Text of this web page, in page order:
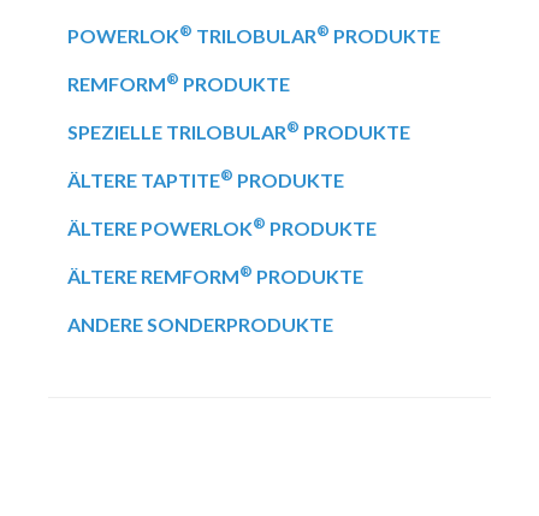
POWERLOK® TRILOBULAR® PRODUKTE
REMFORM® PRODUKTE
SPEZIELLE TRILOBULAR® PRODUKTE
ÄLTERE TAPTITE® PRODUKTE
ÄLTERE POWERLOK® PRODUKTE
ÄLTERE REMFORM® PRODUKTE
ANDERE SONDERPRODUKTE